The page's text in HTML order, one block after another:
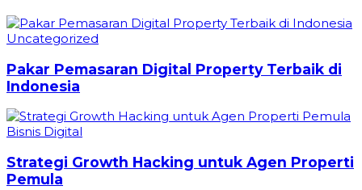
Uncategorized
Pakar Pemasaran Digital Property Terbaik di
Indonesia
Bisnis Digital
Strategi Growth Hacking untuk Agen Properti
Pemula